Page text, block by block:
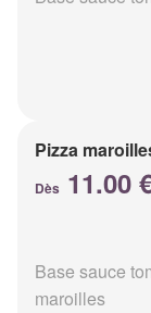
Pizza
Dès 11.00
Base sauce
maroilles